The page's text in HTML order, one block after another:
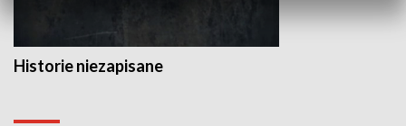
Historie niezapisane